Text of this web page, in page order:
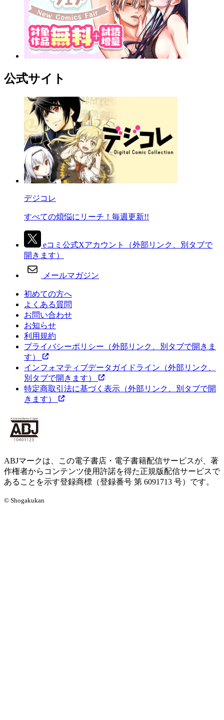
公式サイト
デジコレ
すべての煩悩にリーチ！毎週更新!!
eコミ公式Xアカウント
（外部リンク、別タブで
開きます）
メールマガジン
初めての方へ
よくある質問
お問い合わせ
お知らせ
利用規約
プライバシーポリシー （外部リンク、別タブで開きま
す）
インフォマティブデータガイドライン （外部リンク、
別タブで開きます）
特定商取引法に基づく表示 （外部リンク、別タブで開
きます）
ABJマークは、この電子書店・電子書籍配信サービスが、著
作権者からコンテンツ使用許諾を得た正規版配信サービスで
あることを示す登録商標（登録番号 第 6091713 号）です。
© Shogakukan